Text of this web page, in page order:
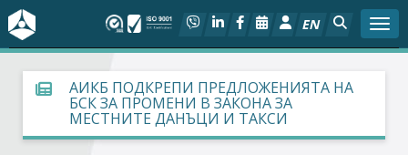
EN
За БСК
На фокус
АИКБ ПОДКРЕПИ ПРЕДЛОЖЕНИЯТА НА
БСК ЗА ПРОМЕНИ В ЗАКОНА ЗА
МЕСТНИТЕ ДАНЪЦИ И ТАКСИ